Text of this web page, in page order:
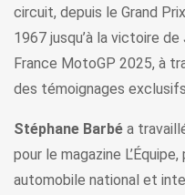
circuit, depuis le Grand
1967 jusqu’à la victoire
France MotoGP 2025, à
des témoignages
Stéphane Barbé a
pour le magazine
automobile national et